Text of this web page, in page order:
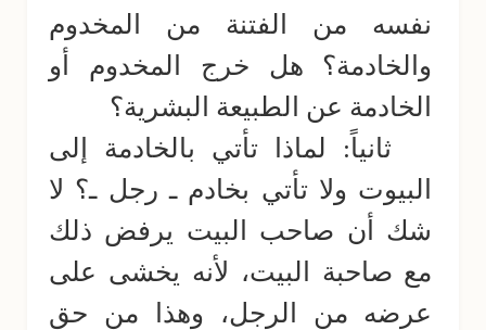
نفسه من الفتنة من المخدوم
والخادمة؟ هل خرج المخدوم أو
الخادمة عن الطبيعة البشرية؟
ثانياً: لماذا تأتي بالخادمة إلى
البيوت ولا تأتي بخادم ـ رجل ـ؟ لا
شك أن صاحب البيت يرفض ذلك
مع صاحبة البيت، لأنه يخشى على
عرضه من الرجل، وهذا من حق